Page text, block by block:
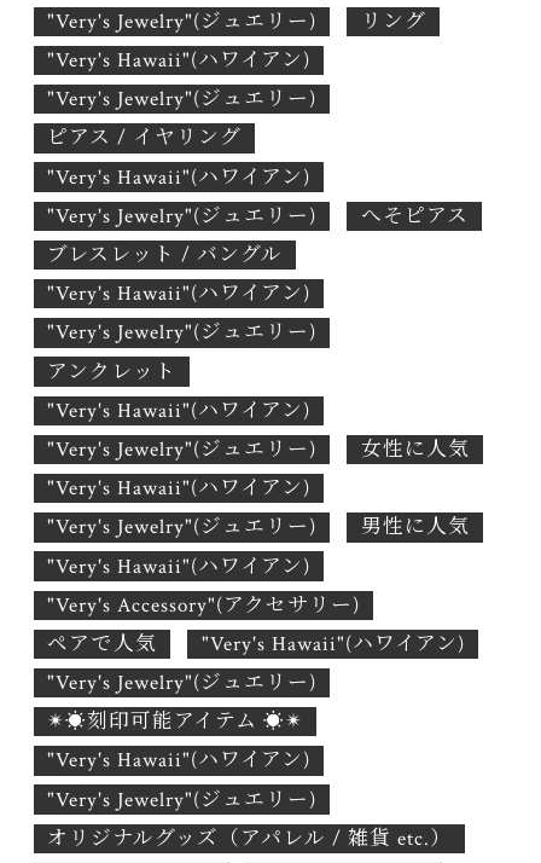
"Very's Jewelry"(ジュエリー)
リング
"Very's Hawaii"(ハワイアン)
"Very's Jewelry"(ジュエリー)
ピアス / イヤリング
"Very's Hawaii"(ハワイアン)
"Very's Jewelry"(ジュエリー)
へそピアス
ブレスレット / バングル
"Very's Hawaii"(ハワイアン)
"Very's Jewelry"(ジュエリー)
アンクレット
"Very's Hawaii"(ハワイアン)
"Very's Jewelry"(ジュエリー)
女性に人気
"Very's Hawaii"(ハワイアン)
"Very's Jewelry"(ジュエリー)
男性に人気
"Very's Hawaii"(ハワイアン)
"Very's Accessory"(アクセサリー)
ペアで人気
"Very's Hawaii"(ハワイアン)
"Very's Jewelry"(ジュエリー)
✴︎☀︎刻印可能アイテム ☀︎✴︎
"Very's Hawaii"(ハワイアン)
"Very's Jewelry"(ジュエリー)
オリジナルグッズ（アパレル / 雑貨 etc.）